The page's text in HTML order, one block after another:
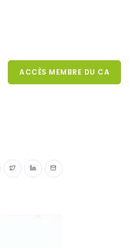
ACCÈS MEMBRE DU CA